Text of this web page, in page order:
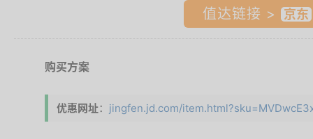
值达链接 >
购买方案
优惠网址： jingfen.jd.com/